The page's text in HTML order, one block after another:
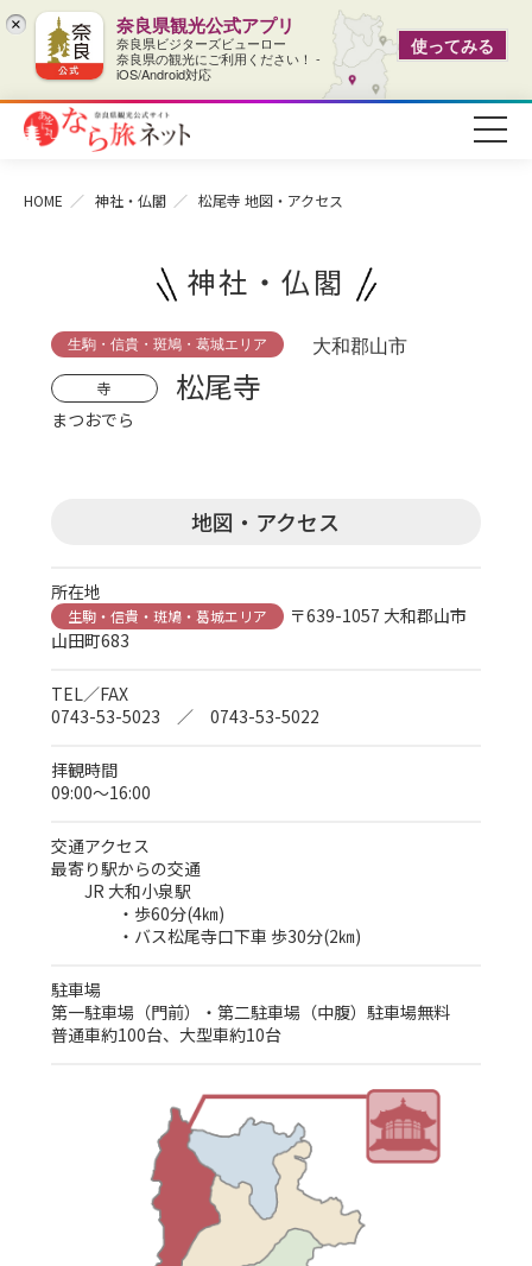
× 奈良県観光公式アプリ
奈良県ビジターズビューロー
奈良県の観光にご利用ください！ -
iOS/Android対応
使ってみる
HOME 神社・仏閣 松尾寺 地図・アクセス
神社・仏閣
生駒・信貴・斑鳩・葛城エリア 大和郡山市
寺 松尾寺
まつおでら
地図・アクセス
所在地
生駒・信貴・斑鳩・葛城エリア
〒639-1057 大和郡山市
山田町683
TEL／FAX
0743-53-5023 ／ 0743-53-5022
拝観時間
09:00～16:00
交通アクセス
最寄り駅からの交通
JR 大和小泉駅
・歩60分(4㎞)
・バス松尾寺口下車 歩30分(2㎞)
駐車場
第一駐車場（門前）・第二駐車場（中腹）駐車場無料
普通車約100台、大型車約10台